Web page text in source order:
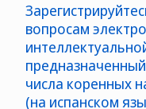
вопросам
числа коренных
(на испанском